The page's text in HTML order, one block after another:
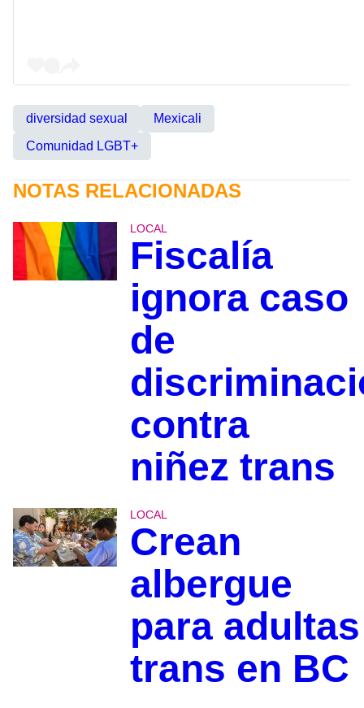
diversidad sexual
Mexicali
Comunidad LGBT+
NOTAS RELACIONADAS
LOCAL
Fiscalía
ignora caso
de
contra
niñez trans
LOCAL
Crean
albergue
para adultas
trans en BC